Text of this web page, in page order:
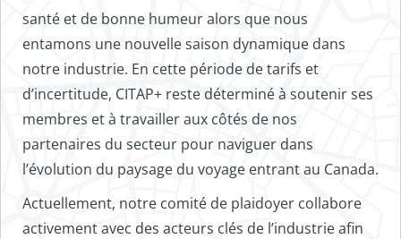
santé et de bonne humeur alors que nous
entamons une nouvelle saison dynamique dans
notre industrie. En cette période de tarifs et
d’incertitude, CITAP+ reste déterminé à soutenir ses
membres et à travailler aux côtés de nos
partenaires du secteur pour naviguer dans
l’évolution du paysage du voyage entrant au Canada.
Actuellement, notre comité de plaidoyer collabore
activement avec des acteurs clés de l’industrie afin